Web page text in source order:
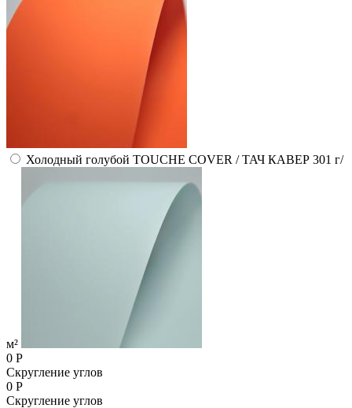
Холодный голубой TOUCHE COVER / ТАЧ КАВЕР 301 г/
м²
0 Р
Скругление углов
0 Р
Скругление углов